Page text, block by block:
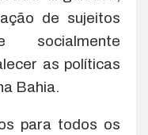
de sujeitos
as políticas
Bahia.
para todos os